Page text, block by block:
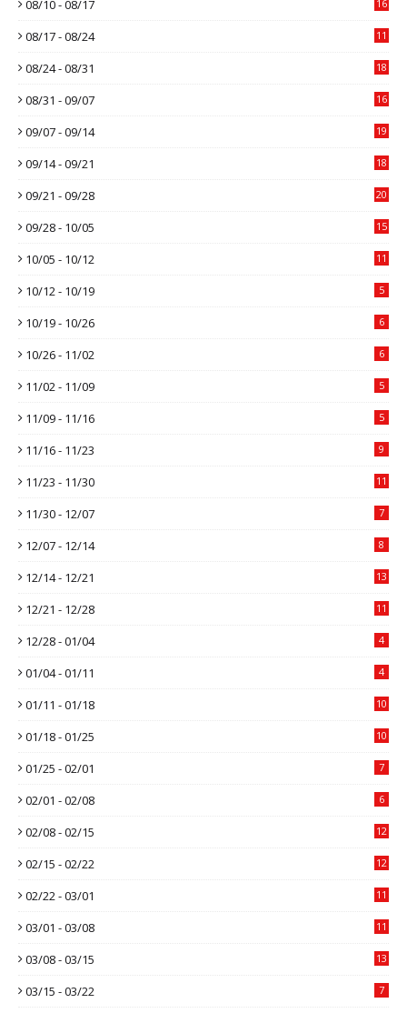
08/10 - 08/17 16
08/17 - 08/24 11
08/24 - 08/31 18
08/31 - 09/07 16
09/07 - 09/14 19
09/14 - 09/21 18
09/21 - 09/28 20
09/28 - 10/05 15
10/05 - 10/12 11
10/12 - 10/19 5
10/19 - 10/26 6
10/26 - 11/02 6
11/02 - 11/09 5
11/09 - 11/16 5
11/16 - 11/23 9
11/23 - 11/30 11
11/30 - 12/07 7
12/07 - 12/14 8
12/14 - 12/21 13
12/21 - 12/28 11
12/28 - 01/04 4
01/04 - 01/11 4
01/11 - 01/18 10
01/18 - 01/25 10
01/25 - 02/01 7
02/01 - 02/08 6
02/08 - 02/15 12
02/15 - 02/22 12
02/22 - 03/01 11
03/01 - 03/08 11
03/08 - 03/15 13
03/15 - 03/22 7